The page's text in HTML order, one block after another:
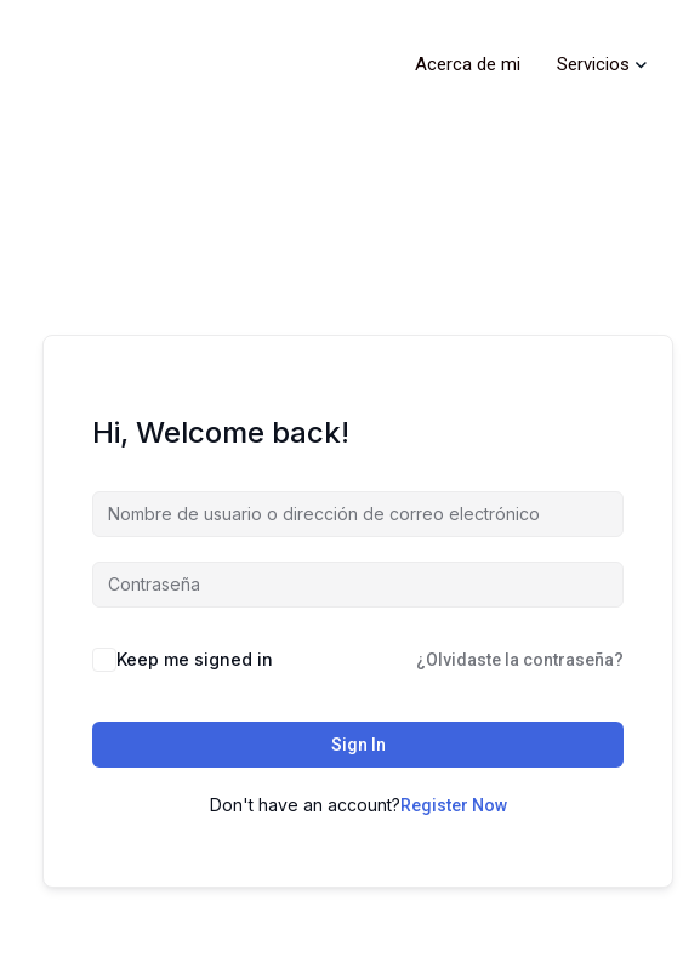
Acerca de mi Servicios
Hi, Welcome back!
Keep me signed in ¿Olvidaste la contraseña?
Sign In
Don't have an account?Register Now